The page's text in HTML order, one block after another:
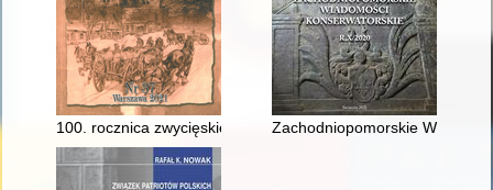
100. rocznica zwycięskiej wojny polsko-rosyjskiej 1919-1920
Zachodniopomorskie